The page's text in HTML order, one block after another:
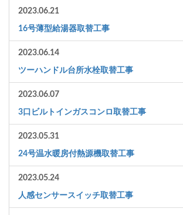
2023.06.21
16号薄型給湯器取替工事
2023.06.14
ツーハンドル台所水栓取替工事
2023.06.07
3口ビルトインガスコンロ取替工事
2023.05.31
24号温水暖房付熱源機取替工事
2023.05.24
人感センサースイッチ取替工事